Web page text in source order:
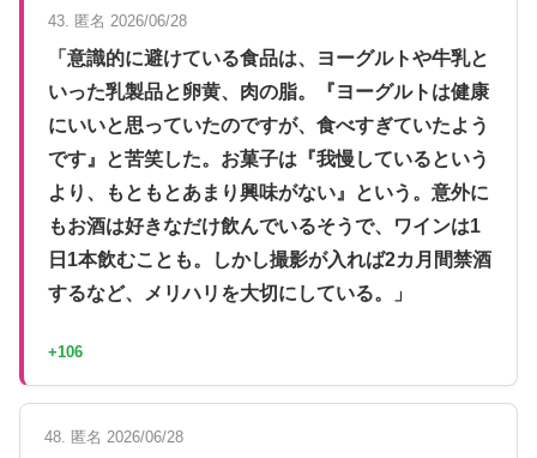
43. 匿名 2026/06/28
「意識的に避けている食品は、ヨーグルトや牛乳と
いった乳製品と卵黄、肉の脂。『ヨーグルトは健康
にいいと思っていたのですが、食べすぎていたよう
です』と苦笑した。お菓子は『我慢しているという
より、もともとあまり興味がない』という。意外に
もお酒は好きなだけ飲んでいるそうで、ワインは1
日1本飲むことも。しかし撮影が入れば2カ月間禁酒
するなど、メリハリを大切にしている。」
+106
48. 匿名 2026/06/28